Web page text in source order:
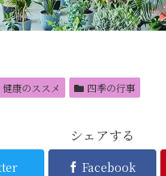
健康のススメ 四季の行事
シェアする
Facebook